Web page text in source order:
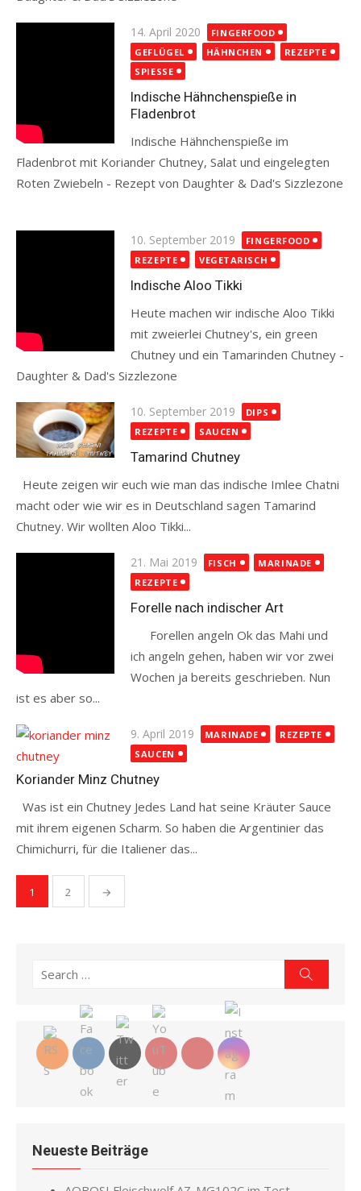
Posted
on
14. April 2020
FINGERFOOD
GEFLÜGEL
HÄHNCHEN
REZEPTE
SPIESSE
Indische Hähnchenspieße in
Fladenbrot
Indische Hähnchenspieße im
Fladenbrot mit Koriander Chutney, Salat und eingelegten
Roten Zwiebeln - Rezept von Daughter & Dad's Sizzlezone
Posted
on
10. September 2019
FINGERFOOD
REZEPTE
VEGETARISCH
Indische Aloo Tikki
Heute machen wir indische Aloo Tikki
mit zweierlei Chutney's, ein green
Chutney und ein Tamarinden Chutney -
Daughter & Dad's Sizzlezone
Posted
on
10. September 2019
DIPS
REZEPTE
SAUCEN
Tamarind Chutney
Heute zeigen wir euch wie man das indische Imlee Chatni
macht oder wie wir es in Deutschland sagen Tamarind
Chutney. Wir wollten Aloo Tikki...
Posted
on
21. Mai 2019 FISCH
MARINADE
REZEPTE
Forelle nach indischer Art
Forellen angeln Ok das Mahi und
ich angeln gehen, haben wir vor zwei
Wochen ja bereits geschrieben. Nun
ist es aber so...
Posted
on
9. April 2019 MARINADE
REZEPTE
SAUCEN
Koriander Minz Chutney
Was ist ein Chutney Jedes Land hat seine Kräuter Sauce
mit ihrem eigenen Scharm. So haben die Argentinier das
Chimichurri, für die Italiener das...
Seitennummerierung
der
1 2 →
Search
Neueste Beiträge